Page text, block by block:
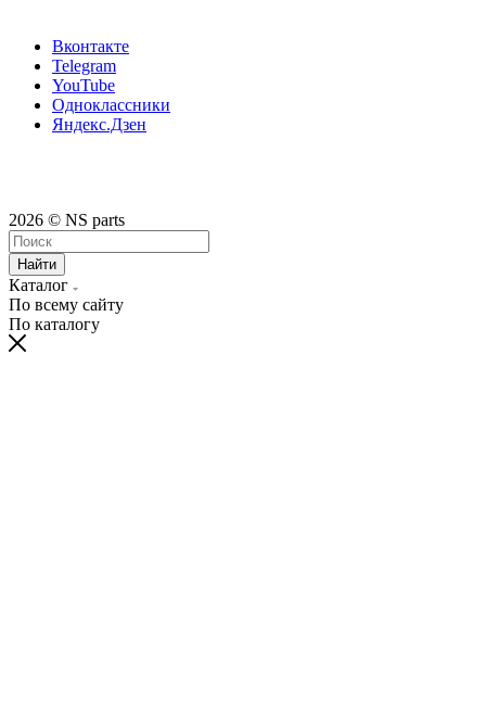
Вконтакте
Telegram
YouTube
Одноклассники
Яндекс.Дзен
2026 © NS parts
Найти
Каталог
По всему сайту
По каталогу